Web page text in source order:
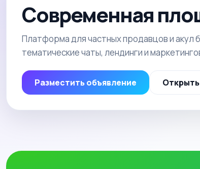
Современная
Платформа для частных продавцов и акул
тематические чаты, лендинги и
Разместить объявление